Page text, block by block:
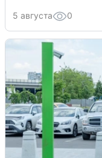
5 августа 0